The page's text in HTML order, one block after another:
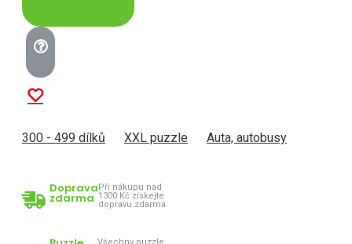
300 - 499 dílků XXL puzzle Auta, autobusy
Doprava
zdarma
Při nákupu nad
1300 Kč získejte
dopravu zdarma.